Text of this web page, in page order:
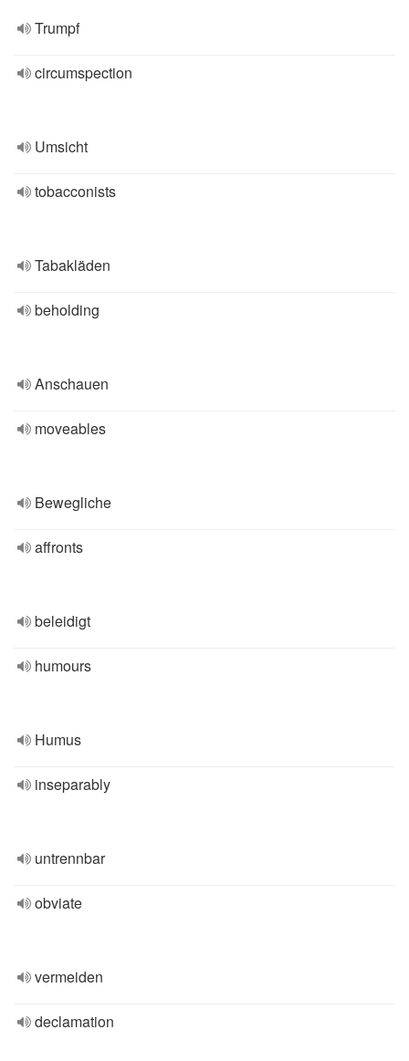
Trumpf
circumspection
Umsicht
tobacconists
Tabakläden
beholding
Anschauen
moveables
Bewegliche
affronts
beleidigt
humours
Humus
inseparably
untrennbar
obviate
vermeiden
declamation